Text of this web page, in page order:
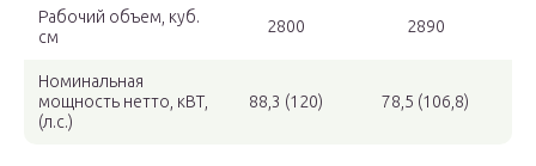
Рабочий объем, куб.
см
2800 2890
Номинальная
мощность нетто, кВТ,
(л.с.)
88,3 (120) 78,5 (106,8)